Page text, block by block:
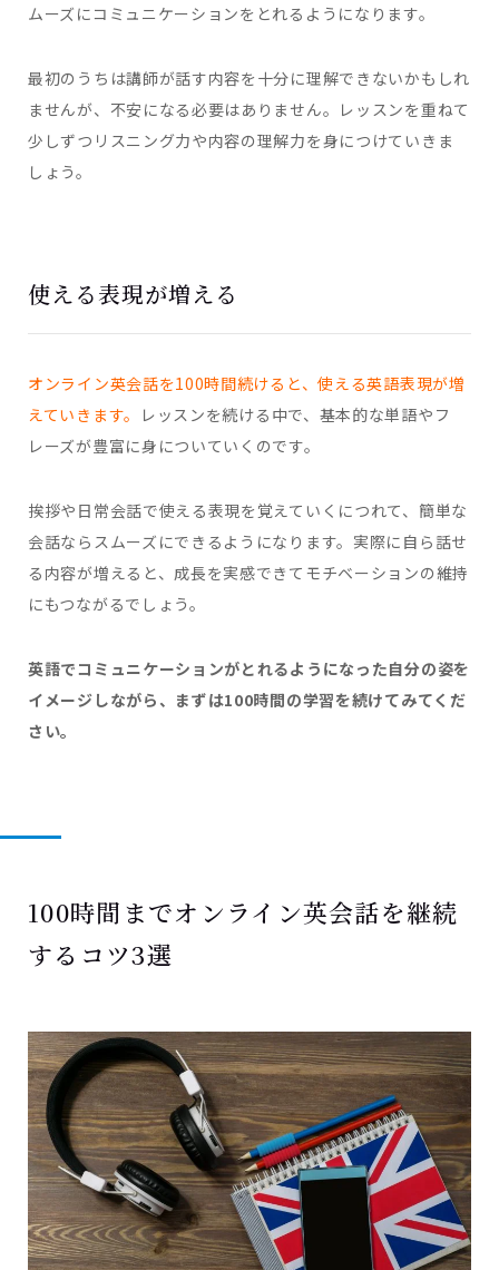
ムーズにコミュニケーションをとれるようになります。
最初のうちは講師が話す内容を十分に理解できないかもしれ
ませんが、不安になる必要はありません。レッスンを重ねて
少しずつリスニング力や内容の理解力を身につけていきま
しょう。
使える表現が増える
オンライン英会話を100時間続けると、使える英語表現が増
えていきます。
レッスンを続ける中で、基本的な単語やフ
レーズが豊富に身についていくのです。
挨拶や日常会話で使える表現を覚えていくにつれて、簡単な
会話ならスムーズにできるようになります。実際に自ら話せ
る内容が増えると、成長を実感できてモチベーションの維持
にもつながるでしょう。
英語でコミュニケーションがとれるようになった自分の姿を
イメージしながら、まずは100時間の学習を続けてみてくだ
さい。
100時間までオンライン英会話を継続
するコツ3選